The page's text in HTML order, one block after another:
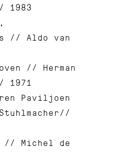
1983
// Aldo van
// Herman
1971
Paviljoen
// Michel de